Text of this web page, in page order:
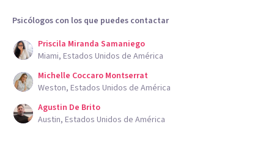
Psicólogos con los que puedes contactar
Priscila Miranda Samaniego
Miami, Estados Unidos de América
Michelle Coccaro Montserrat
Weston, Estados Unidos de América
Agustin De Brito
Austin, Estados Unidos de América